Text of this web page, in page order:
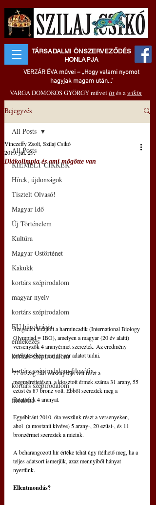
TÁRSADALMI ÖNSZERVEZŐDÉS
HONLAPJA
VERZÁR ÉVA művei – „Hogy valami nyomot
hagyjak magam után..."
VARGA DOMOKOS GYÖRGY művei ittés awikin
Bejegyzés
All Posts
KIEMELT CIKKEK
Hírek, újdonságok
Tisztelt Olvasó!
Magyar Idő
Új Történelem
Kultúra
Magyar Őstörténet
Kakukk
kortárs szépirodalom
magyar nyelv
kortárs szépirodalom
EU bürokrácia
emlékezés
kortárs szépirodalom
kortárs szépirodalom filozófia
kortárs szépirodalom
filozófia
All Posts
Diákolimpia és ami mögötte van
Vinczeffy Zsolt, Szilaj Csikó
2019. júl. 29.
Szegeden lezajlott a harmincadik (International Biology
Olympiad = IBO), amelyen a magyar (20 év alatti)
versenyzők 4 aranyérmet szereztek. Az eredmény
értékeléséhez nem árt pár adatot tudni.
77 ország 286 versenyzője vett részt a
megmérettetésen, a kiosztott érmek száma 31 arany, 55
ezüst és 87 bronz volt. Ebből szereztek meg a
fiataljaink 4 aranyat.
Egyébiránt 2010. óta veszünk részt a versenyeken,
ahol  (a mostanit kivéve) 5 arany-, 20 ezüst-, és 11
bronzérmet szereztek a mieink.
A beharangozott hír értéke tehát úgy ítélhető meg, ha a
teljes adatsort ismerjük, azaz mennyiből hányat
nyertünk.
Ellentmondás?